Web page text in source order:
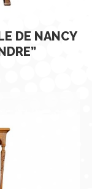
DE NANCY